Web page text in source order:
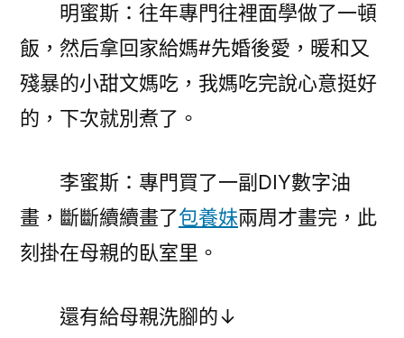
明蜜斯：往年專門往裡面學做了一頓
飯，然后拿回家給媽#先婚後愛，暖和又
殘暴的小甜文媽吃，我媽吃完說心意挺好
的，下次就別煮了。
李蜜斯：專門買了一副DIY數字油
畫，斷斷續續畫了包養妹兩周才畫完，此
刻掛在母親的臥室里。
還有給母親洗腳的↓